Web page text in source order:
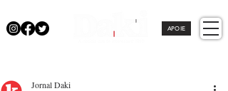
APOIE
Jornal Daki